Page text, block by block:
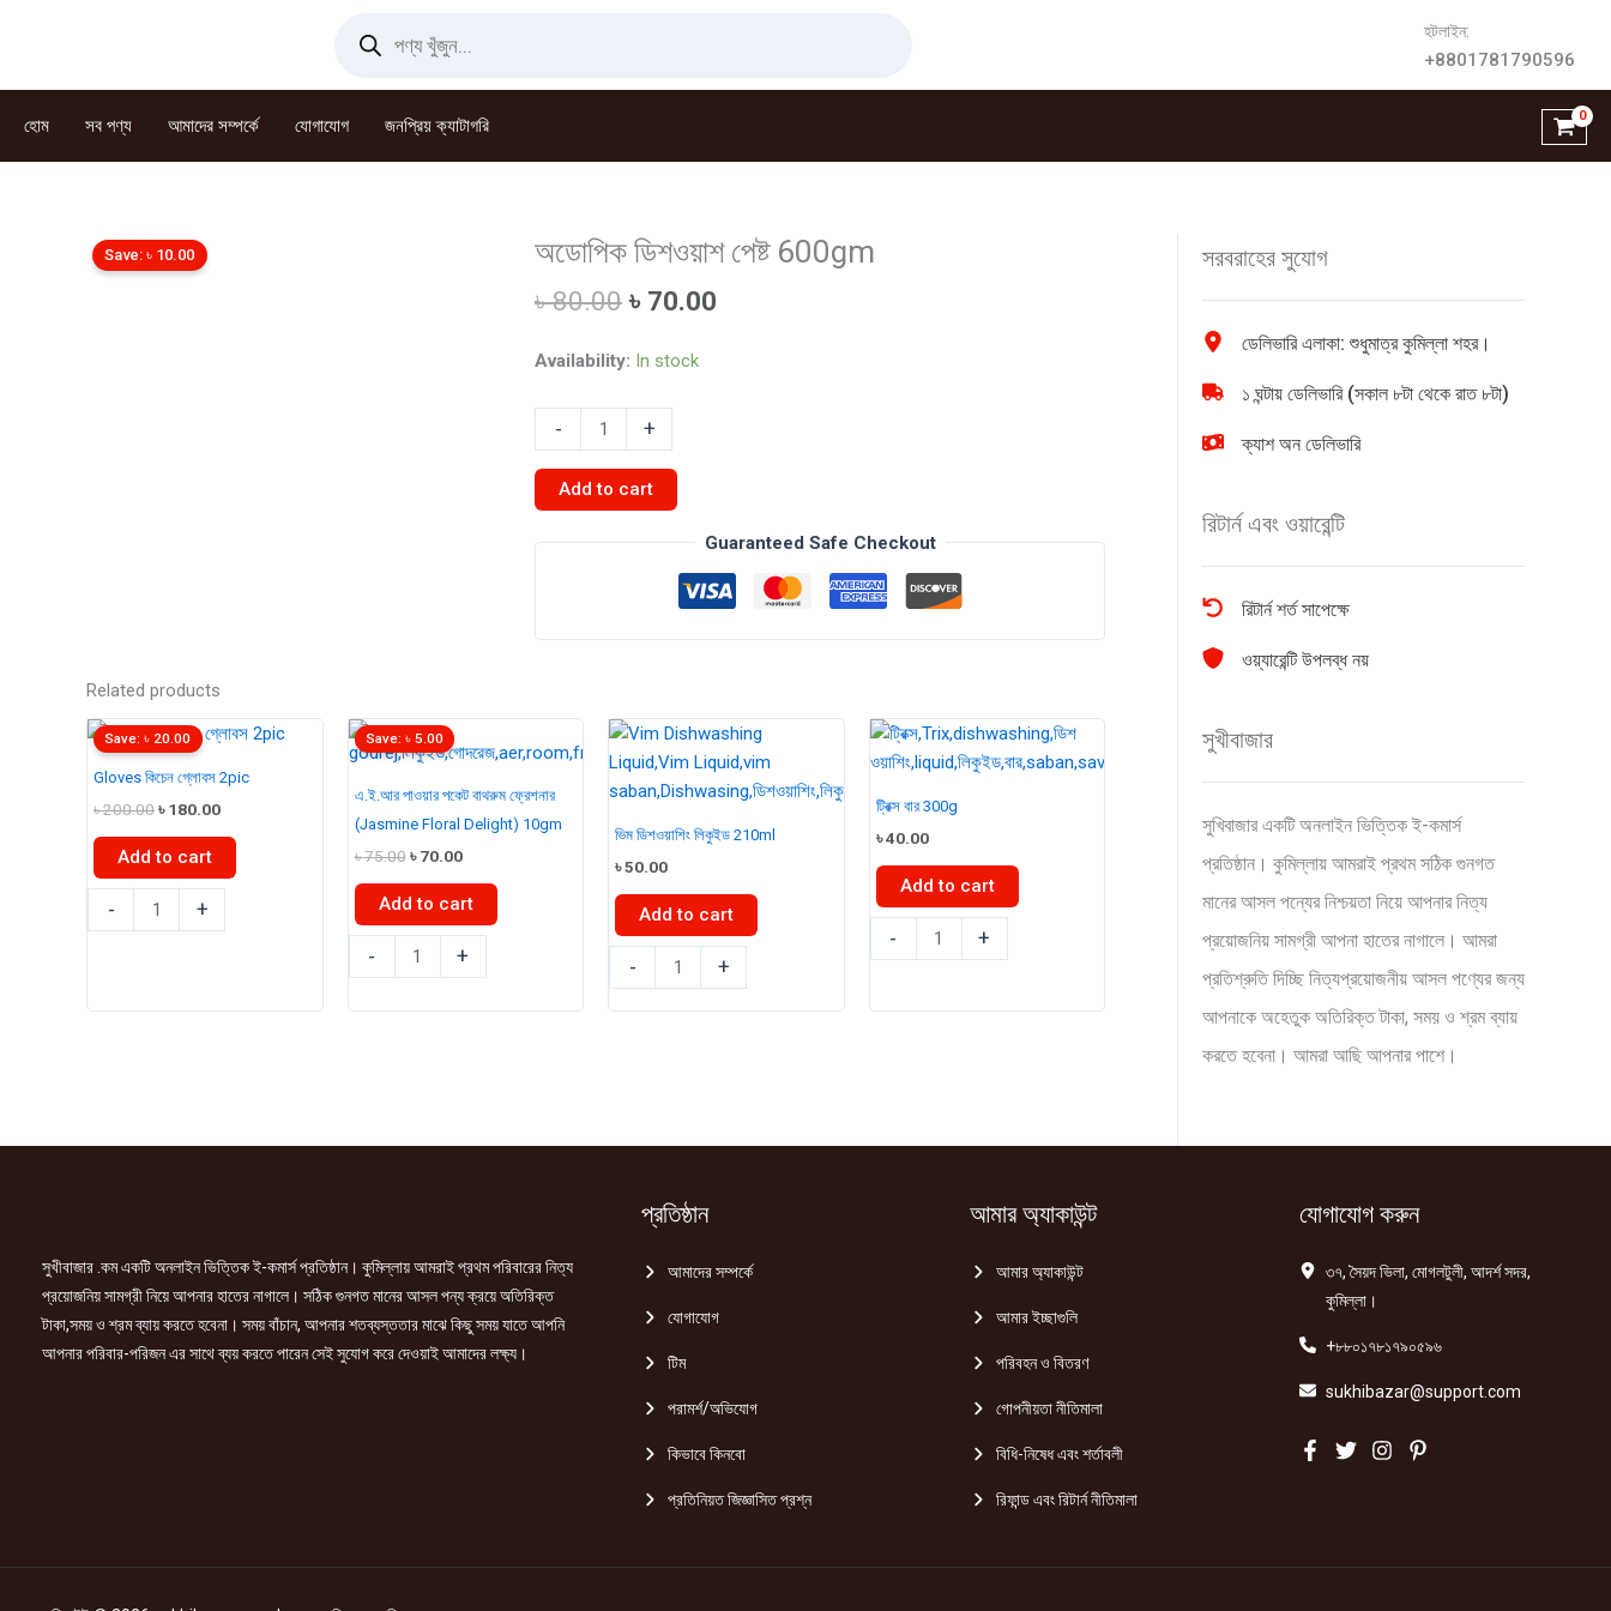
search
হটলাইন:
+8801781790596
হোম সব পণ্য আমাদের সম্পর্কে যোগাযোগ জনপ্রিয় ক্যাটাগরি
অডোপিক ডিশওয়াশ পেষ্ট 600gm
৳80.00 Original
was:
৳ 70.00
Save:৳ 10.00
Availability: In stock
-
ডিশওয়াশ
পেষ্ট
600gm
+
Add to cart
Guaranteed Safe Checkout
Related products
Gloves কিচেন গ্লোবস 2pic
৳200.00Original
was:
৳ 200.00.
৳180.00Current
is:
৳ 180.00.
Save:৳ 20.00
Add to cart
-
কিচেন
quantity
+
এ.ই.আর পাওয়ার পকেট বাথরুম ফ্রেশনার
(Jasmine Floral Delight) 10gm
৳75.00 Original
was:
৳ 75.00.
৳70.00Current
is:
৳ 70.00.
Save: ৳ 5.00
Add to cart
-
পাওয়ার
পকেট
Delight)
+
ভিম ডিশওয়াশিং লিকুইড 210ml
৳50.00
Add to cart
-
ডিশওয়াশিং
লিকুইড
+
ট্রিক্স বার 300g
৳40.00
Add to cart
-
বার
quantity
+
সরবরাহের সুযোগ
ডেলিভারি এলাকা: শুধুমাত্র কুমিল্লা শহর।
১ ঘন্টায় ডেলিভারি (সকাল ৮টা থেকে রাত ৮টা)
ক্যাশ অন ডেলিভারি
রিটার্ন এবং ওয়ারেন্টি
রিটার্ন শর্ত সাপেক্ষে
ওয়্যারেন্টি উপলব্ধ নয়
সুখীবাজার
সুখিবাজার একটি অনলাইন ভিত্তিক ই-কমার্স
প্রতিষ্ঠান। কুমিল্লায় আমরাই প্রথম সঠিক গুনগত
মানের আসল পন্যের নিশ্চয়তা নিয়ে আপনার নিত্য
প্রয়োজনিয় সামগ্রী আপনা হাতের নাগালে। আমরা
প্রতিশ্রুতি দিচ্ছি নিত্যপ্রয়োজনীয় আসল পণ্যের জন্য
আপনাকে অহেতুক অতিরিক্ত টাকা, সময় ও শ্রম ব্যায়
করতে হবেনা। আমরা আছি আপনার পাশে।
সুখীবাজার .কম একটি অনলাইন ভিত্তিক ই-কমার্স প্রতিষ্ঠান। কুমিল্লায় আমরাই প্রথম পরিবারের নিত্য
প্রয়োজনিয় সামগ্রী নিয়ে আপনার হাতের নাগালে। সঠিক গুনগত মানের আসল পন্য ক্রয়ে অতিরিক্ত
টাকা,সময় ও শ্রম ব্যায় করতে হবেনা। সময় বাঁচান, আপনার শতব্যস্ততার মাঝে কিছু সময় যাতে আপনি
আপনার পরিবার-পরিজন এর সাথে ব্যয় করতে পারেন সেই সুযোগ করে দেওয়াই আমাদের লক্ষ্য।
প্রতিষ্ঠান
আমাদের সম্পর্কে
যোগাযোগ
টিম
পরামর্শ/অভিযোগ
কিভাবে কিনবো
প্রতিনিয়ত জিজ্ঞাসিত প্রশ্ন
আমার অ্যাকাউন্ট
আমার অ্যাকাউন্ট
আমার ইচ্ছাগুলি
পরিবহন ও বিতরণ
গোপনীয়তা নীতিমালা
বিধি-নিষেধ এবং শর্তাবলী
রিফান্ড এবং রিটার্ন নীতিমালা
যোগাযোগ করুন
৩৭, সৈয়দ ভিলা, মোগলটুলী, আদর্শ সদর,
কুমিল্লা।
+৮৮০১৭৮১৭৯০৫৯৬
sukhibazar@support.com